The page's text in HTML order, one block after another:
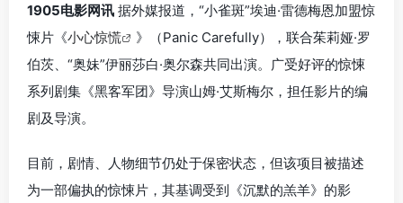
1905电影网讯 据外媒报道，“小雀斑”埃迪·雷德梅恩加盟惊
悚片《小心惊慌
》（Panic Carefully），联合茱莉娅·罗
伯茨、“奥妹”伊丽莎白·奥尔森共同出演。广受好评的惊悚
系列剧集《黑客军团》导演山姆·艾斯梅尔，担任影片的编
剧及导演。
目前，剧情、人物细节仍处于保密状态，但该项目被描述
为一部偏执的惊悚片，其基调受到《沉默的羔羊》的影